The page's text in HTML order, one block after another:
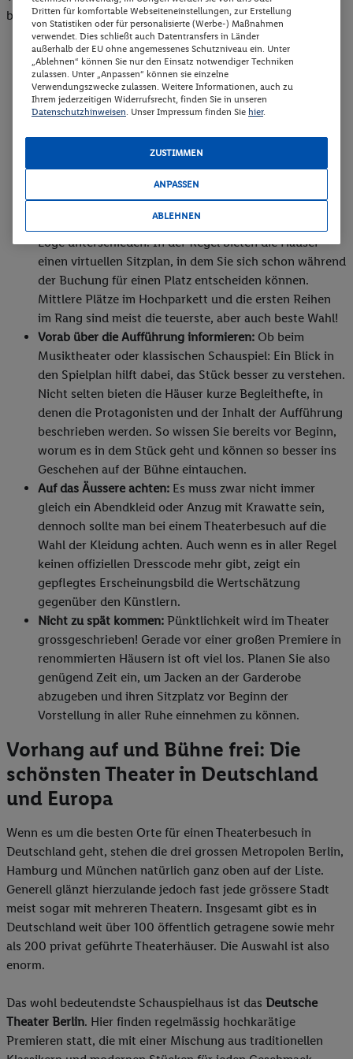
bereits ein paar nützliche Tipps zusammengefasst:
Tickets frühzeitig kaufen:Gerade bei einer Premiere
oder beliebten Inszenierung sind die Plätze schnell
vergeben. Am besten werfen Sie einen Blick in den
Kalender des Theaters und buchen Ihre Karten so früh
Kalender mit aktueller Verfügbarkeit der Tickets für die
jeweilige Vorstellung.
Den perfekten Platz wählen:Im Theater gibt es fast
immer mehrere Sitzplatzkategorien. Klassischerweise
wird hier zwischen den Kategorien Parkett, Rang und
Loge unterschieden. In der Regel bieten die Häuser
einen virtuellen Sitzplan, in dem Sie sich schon während
der Buchung für einen Platz entscheiden können.
Mittlere Plätze im Hochparkett und die ersten Reihen
im Rang sind meist die teuerste, aber auch beste Wahl!
Vorab über die Aufführung informieren: Ob beim
Musiktheater oder klassischen Schauspiel: Ein Blick in
den Spielplan hilft dabei, das Stück besser zu verstehen.
Nicht selten bieten die Häuser kurze Begleithefte, in
denen die Protagonisten und der Inhalt der Aufführung
beschrieben werden. So wissen Sie bereits vor Beginn,
worum es in dem Stück geht und können so besser ins
Geschehen auf der Bühne eintauchen.
Auf das Äussere achten: Es muss zwar nicht immer
gleich ein Abendkleid oder Anzug mit Krawatte sein,
dennoch sollte man bei einem Theaterbesuch auf die
Wahl der Kleidung achten. Auch wenn es in aller Regel
keinen offiziellen Dresscode mehr gibt, zeigt ein
gepflegtes Erscheinungsbild die Wertschätzung
gegenüber den Künstlern.
Nicht zu spät kommen: Pünktlichkeit wird im Theater
grossgeschrieben! Gerade vor einer großen Premiere in
renommierten Häusern ist oft viel los. Planen Sie also
genügend Zeit ein, um Jacken an der Garderobe
abzugeben und ihren Sitzplatz vor Beginn der
Vorstellung in aller Ruhe einnehmen zu können.
Vorhang auf und Bühne frei: Die
schönsten Theater in Deutschland
und Europa
Wenn es um die besten Orte für einen Theaterbesuch in
Deutschland geht, stehen die drei grossen Metropolen Berlin,
Hamburg und München natürlich ganz oben auf der Liste.
Generell glänzt hierzulande jedoch fast jede grössere Stadt
meist sogar mit mehreren Theatern. Insgesamt gibt es in
Deutschland weit über 100 öffentlich getragene sowie mehr
als 200 privat geführte Theaterhäuser. Die Auswahl ist also
enorm.
Das wohl bedeutendste Schauspielhaus ist das Deutsche
Theater Berlin. Hier finden regelmässig hochkarätige
Premieren statt, die mit einer Mischung aus traditionellen
Dritten für komfortable Webseiteneinstellungen, zur Erstellung
von Statistiken oder für personalisierte (Werbe-) Maßnahmen
verwendet. Dies schließt auch Datentransfers in Länder
außerhalb der EU ohne angemessenes Schutzniveau ein. Unter
„Ablehnen“ können Sie nur den Einsatz notwendiger Techniken
zulassen. Unter „Anpassen“ können sie einzelne
Verwendungszwecke zulassen. Weitere Informationen, auch zu
Ihrem jederzeitigen Widerrufsrecht, finden Sie in unseren
Datenschutzhinweisen . Unser Impressum finden Sie hier.
ZUSTIMMEN
ANPASSEN
ABLEHNEN